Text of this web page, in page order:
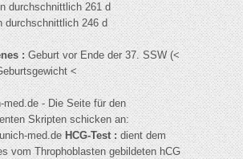
durchschnittlich 261 d
durchschnittlich 246 d
:Geburt vor Ende der 37. SSW (<
<
med.de - Die Seite für den
Skripten schicken an:
med.de HCG-Test :dient dem
vom Throphoblasten gebildeten hCG